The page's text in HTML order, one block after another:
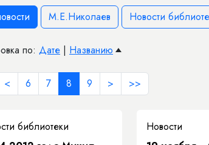
М.Е.Николаев Новости
по: Дате | Названию
< 6 7 8 9 > >>
библиотеки
Новости